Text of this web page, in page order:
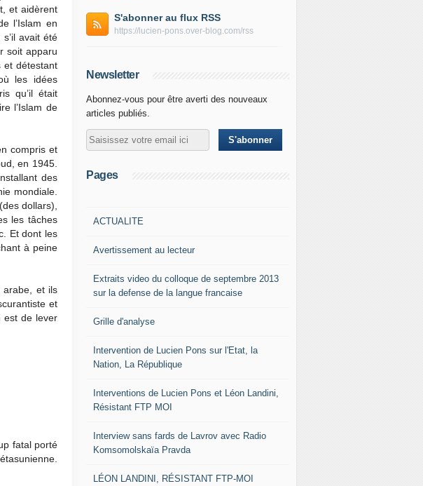
et aidèrent
l’Islam en
avait été
soit apparu
et détestant
les idées
qu’il était
l’Islam de
compris et
en 1945.
des
mondiale.
dollars),
les tâches
Et dont les
à peine
arabe, et ils
et
est de lever
fatal porté
S'abonner au flux RSS
https://lucien-pons.over-blog.com/rss
Newsletter
Abonnez-vous pour être averti des nouveaux
articles publiés.
Pages
ACTUALITE
Avertissement au lecteur
Extraits video du colloque de septembre 2013
sur la defense de la langue francaise
Grille d'analyse
Intervention de Lucien Pons sur l'Etat, la
Nation, La République
Interventions de Lucien Pons et Léon Landini,
Résistant FTP MOI
Interview sans fards de Lavrov avec Radio
Komsomolskaïa Pravda
LÉON LANDINI, RÉSISTANT FTP-MOI